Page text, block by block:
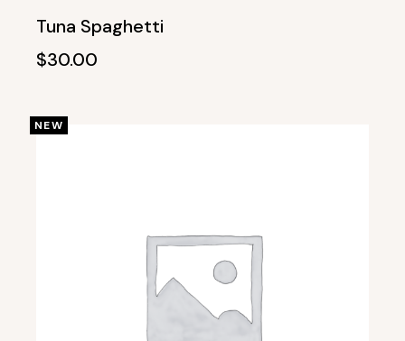
Tuna Spaghetti
$30.00
NEW